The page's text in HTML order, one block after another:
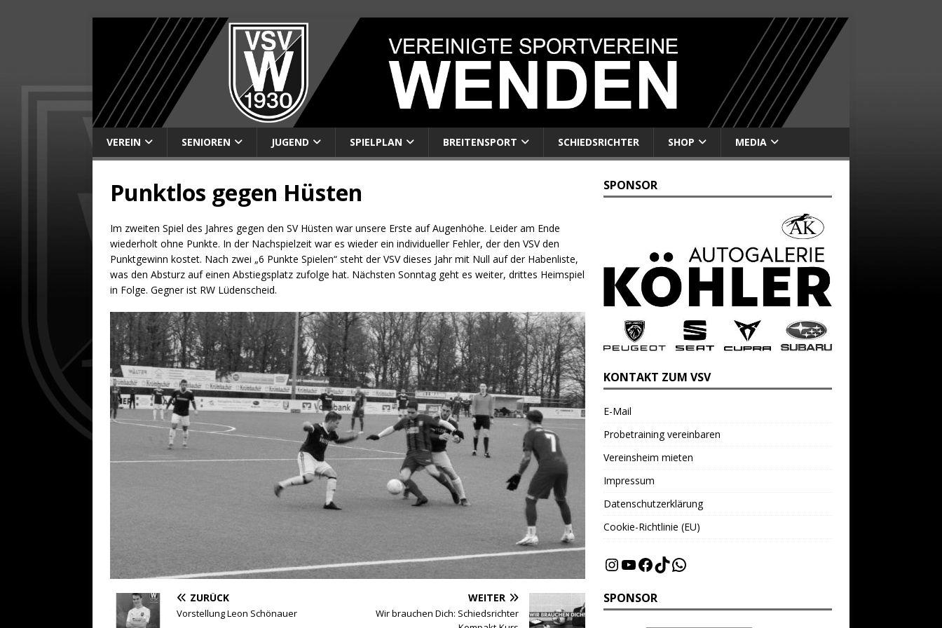
VEREIN SENIOREN JUGEND SPIELPLAN BREITENSPORT SCHIEDSRICHTER SHOP MEDIA
Punktlos gegen Hüsten
Im zweiten Spiel des Jahres gegen den SV Hüsten war unsere Erste auf Augenhöhe. Leider am Ende
wiederholt ohne Punkte. In der Nachspielzeit war es wieder ein individueller Fehler, der den VSV den
Punktgewinn kostet. Nach zwei „6 Punkte Spielen“ steht der VSV dieses Jahr mit Null auf der Habenliste,
was den Absturz auf einen Abstiegsplatz zufolge hat. Nächsten Sonntag geht es weiter, drittes Heimspiel
in Folge. Gegner ist RW Lüdenscheid.
ZURÜCK
Vorstellung Leon Schönauer
WEITER
Wir brauchen Dich: Schiedsrichter
SPONSOR
KONTAKT ZUM VSV
E-Mail
Probetraining vereinbaren
Vereinsheim mieten
Impressum
Datenschutzerklärung
Cookie-Richtlinie (EU)
SPONSOR